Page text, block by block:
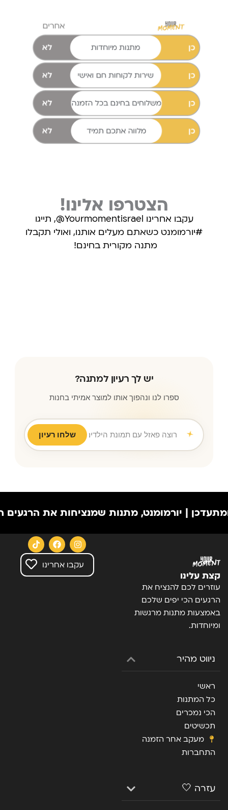
הצטרפו אלינו!
עקבו אחרינו Yourmomentisrael@, תייגו
#יורמומנט כשאתם מעלים אותנו, ואולי תקבלו
מתנה מקורית בחינם!
יש לך רעיון למתנה?
ספרו לנו ונהפוך אותו למוצר אמיתי בחנות
רוצה פאזל עם תמונת הילדים לסבא וסבתא ליום נישואין
שלחו רעיון
| יורמומנט, מתנות שמנציחות את הרגעים הכי
קצת עלינו
עוזרים לכם להנציח את
הרגעים הכי יפים שלכם
באמצעות מתנות מרגשות
ומיוחדות.
ניווט מהיר
ראשי
כל המתנות
הכי נמכרים
תכשיטים
מעקב אחר הזמנה
התחברות
עזרה 🤍
עקבו אחרינו